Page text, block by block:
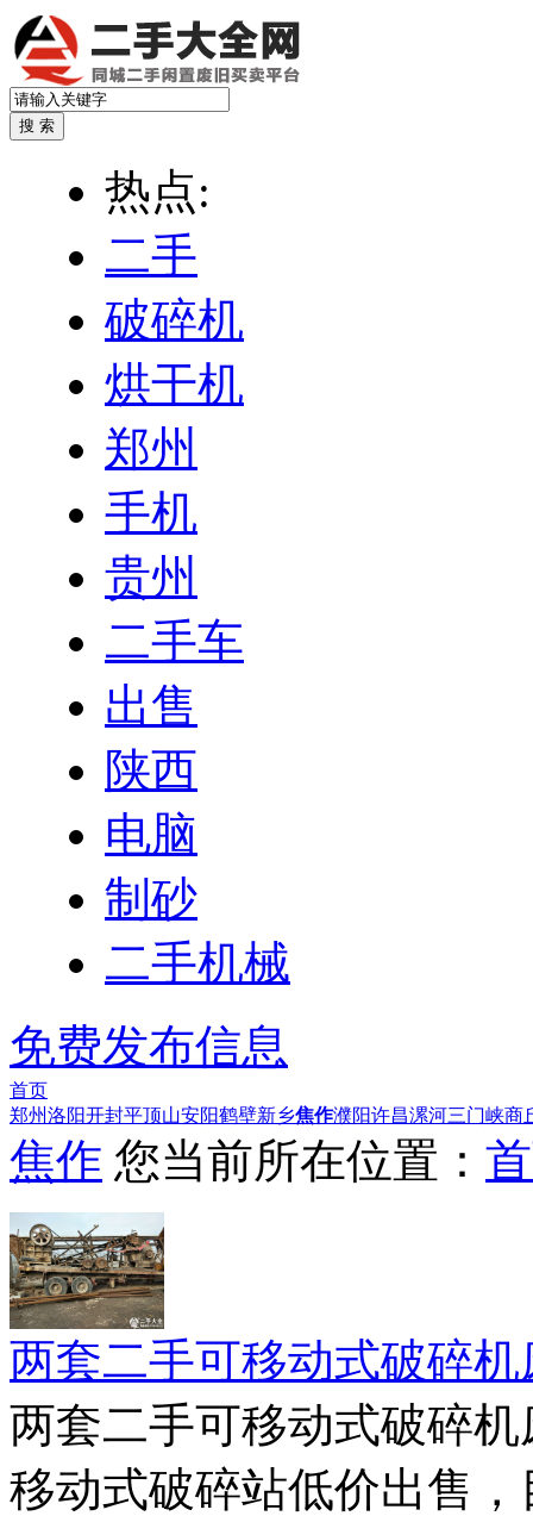
热点:
二手
破碎机
烘干机
郑州
手机
贵州
二手车
出售
陕西
电脑
制砂
二手机械
免费发布信息
首页
郑州洛阳开封平顶山安阳鹤壁新乡焦作濮阳许昌漯河三门峡商
焦作 您当前所在位置：
两套二手可移动式破碎
两套二手可移动式破碎
移动式破碎站低价出售